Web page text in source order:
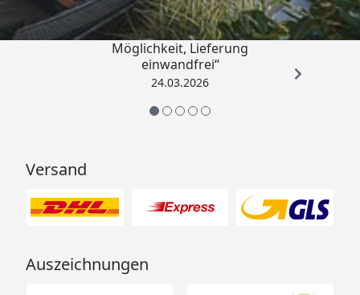
„Einfache Bestellung, Skonto
Möglichkeit, Lieferung
einwandfrei“
24.03.2026
Versand
Auszeichnungen